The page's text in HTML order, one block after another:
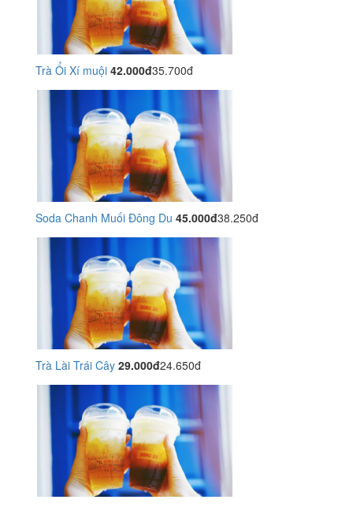
Trà Ổi Xí muội 42.000đ35.700đ
Soda Chanh Muối Đông Du 45.000đ38.250đ
Trà Lài Trái Cây 29.000đ24.650đ